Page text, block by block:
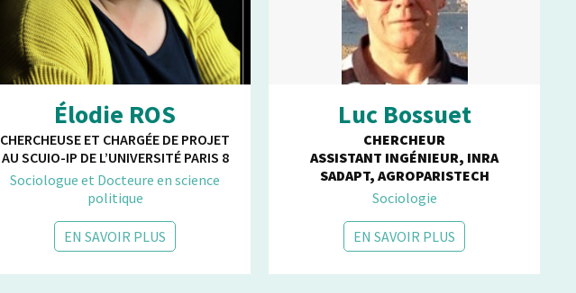
Élodie ROS
CHERCHEUSE ET CHARGÉE DE PROJET
AU SCUIO-IP DE L’UNIVERSITÉ PARIS 8
Sociologue et Docteure en science
politique
EN SAVOIR PLUS
Luc Bossuet
CHERCHEUR
ASSISTANT INGÉNIEUR, INRA
SADAPT, AGROPARISTECH
Sociologie
EN SAVOIR PLUS